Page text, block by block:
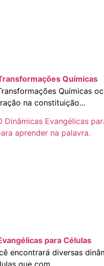
Químicas
Químicas
na constituição...
para Células
encontrará diversas
que com...